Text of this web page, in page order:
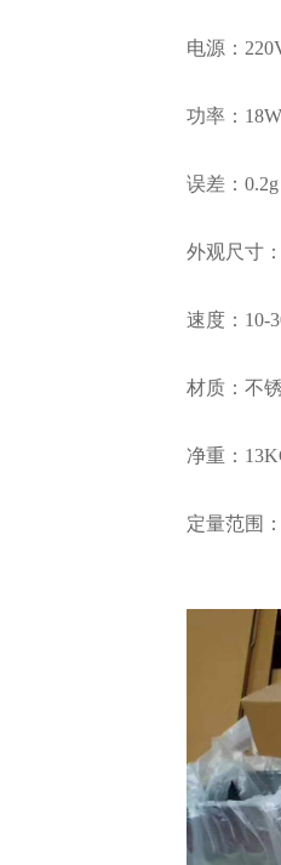
电源：
功率：18W
误差：0.2g
外观尺寸
速度：10-
材质：不
净重：
定量范围